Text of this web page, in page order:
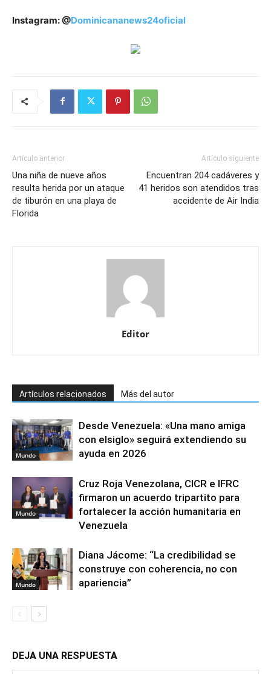
Instagram: @Dominicananews24oficial
Artículo anterior
Una niña de nueve años
resulta herida por un ataque
de tiburón en una playa de
Florida
Artículo siguiente
Encuentran 204 cadáveres y
41 heridos son atendidos tras
accidente de Air India
Editor
Artículos relacionados Más del autor
Mundo
Desde Venezuela: «Una mano amiga
con elsiglo» seguirá extendiendo su
ayuda en 2026
Mundo
Cruz Roja Venezolana, CICR e IFRC
firmaron un acuerdo tripartito para
fortalecer la acción humanitaria en
Venezuela
Mundo
Diana Jácome: “La credibilidad se
construye con coherencia, no con
apariencia”
DEJA UNA RESPUESTA